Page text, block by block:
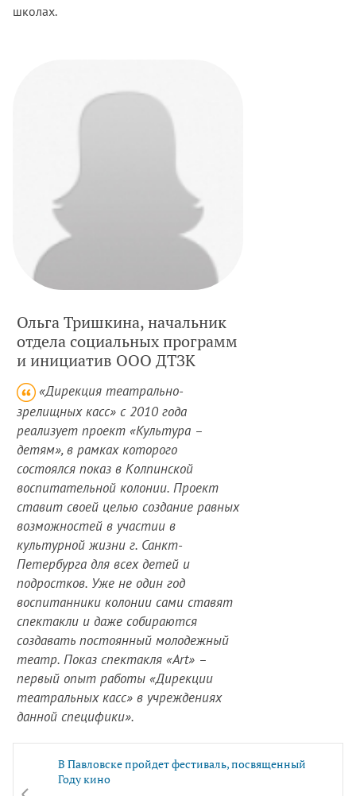
школах.
Ольга Тришкина, начальник
отдела социальных программ
и инициатив ООО ДТЗК
«Дирекция театрально-
зрелищных касс» с 2010 года
реализует проект «Культура –
детям», в рамках которого
состоялся показ в Колпинской
воспитательной колонии. Проект
ставит своей целью создание равных
возможностей в участии в
культурной жизни г. Санкт-
Петербурга для всех детей и
подростков. Уже не один год
воспитанники колонии сами ставят
спектакли и даже собираются
создавать постоянный молодежный
театр. Показ спектакля «Аrt» –
первый опыт работы «Дирекции
театральных касс» в учреждениях
данной специфики».
В Павловске пройдет фестиваль, посвященный
Году кино